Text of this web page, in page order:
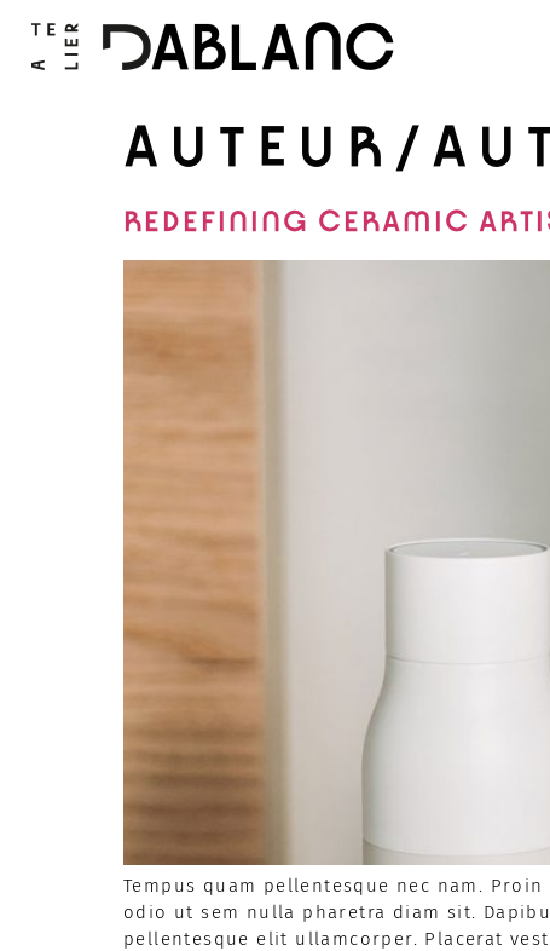
AUTEUR/
REDEFINING CERAMIC
Tempus quam pellentesque nec nam.
odio ut sem nulla pharetra diam sit.
pellentesque elit ullamcorper. Placerat